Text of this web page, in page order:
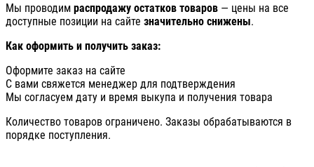
Мы проводим распродажу остатков товаров — цены на все
доступные позиции на сайте значительно снижены.
Как оформить и получить заказ:
Оформите заказ на сайте
С вами свяжется менеджер для подтверждения
Мы согласуем дату и время выкупа и получения товара
Количество товаров ограничено. Заказы обрабатываются в
порядке поступления.